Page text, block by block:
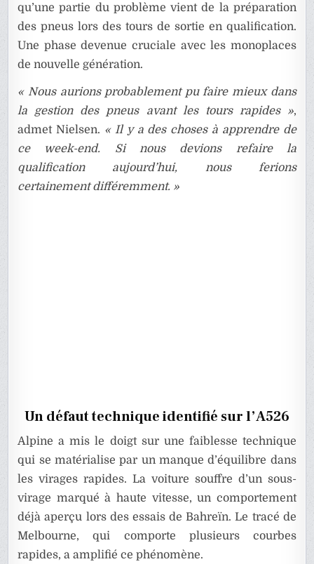
qu’une partie du problème vient de la préparation
des pneus lors des tours de sortie en qualification.
Une phase devenue cruciale avec les monoplaces
de nouvelle génération.
« Nous aurions probablement pu faire mieux dans
la gestion des pneus avant les tours rapides »,
admet Nielsen. « Il y a des choses à apprendre de
ce week-end. Si nous devions refaire la
qualification aujourd’hui, nous ferions
certainement différemment. »
Un défaut technique identifié sur l’A526
Alpine a mis le doigt sur une faiblesse technique
qui se matérialise par un manque d’équilibre dans
les virages rapides. La voiture souffre d’un sous-
virage marqué à haute vitesse, un comportement
déjà aperçu lors des essais de Bahreïn. Le tracé de
Melbourne, qui comporte plusieurs courbes
rapides, a amplifié ce phénomène.